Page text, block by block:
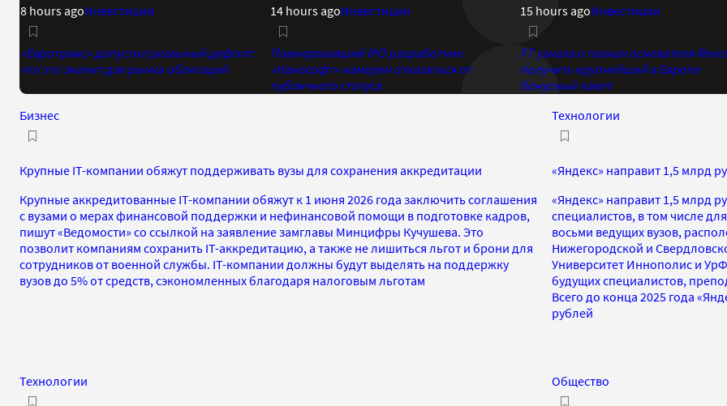
8 hours agoИнвестиции
«Евротранс» допустил реальный дефолт:
что это значит для рынка облигаций
14 hours agoИнвестиции
Планировавший IPO разработчик
«Нанософт» намерен отказаться от
публичного статуса
15 hours agoИнвестиции
FT узнала о планах основателя
получить крупнейший в Европе
бонусный пакет
Бизнес
Крупные IT-компании обяжут поддерживать вузы для сохранения аккредитации
Крупные аккредитованные IT-компании обяжут к 1 июня 2026 года заключить соглашения
с вузами о мерах финансовой поддержки и нефинансовой помощи в подготовке кадров,
пишут «Ведомости» со ссылкой на заявление замглавы Минцифры Кучушева. Это
позволит компаниям сохранить IT-аккредитацию, а также не лишиться льгот и брони для
сотрудников от военной службы. IT-компании должны будут выделять на поддержку
вузов до 5% от средств, сэкономленных благодаря налоговым льготам
Технологии
«Яндекс» направит 1,5 млрд
«Яндекс» направит 1,5 млрд
специалистов, в том числе
восьми ведущих вузов,
Нижегородской и
Университет Иннополис и
будущих специалистов,
Всего до конца 2025 года
рублей
Технологии Общество